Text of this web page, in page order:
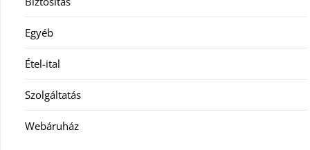
Egyéb
Étel-ital
Szolgáltatás
Webáruház